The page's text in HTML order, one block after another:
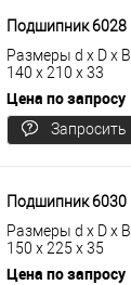
Подшипник 6028
Размеры d x D x B
140 x 210 x 33
Цена по запросу
Запросить
Подшипник 6030
Размеры d x D x B
150 x 225 x 35
Цена по запросу